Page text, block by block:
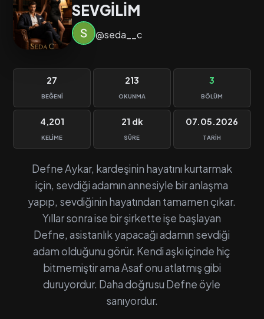
SEVGİLİM
@seda__c
27
BEĞENI
213
OKUNMA
3
BÖLÜM
4,201
KELIME
21 dk
SÜRE
07.05.2026
TARIH
Defne Aykar, kardeşinin hayatını kurtarmak
için, sevdiği adamın annesiyle bir anlaşma
yapıp, sevdiğinin hayatından tamamen çıkar.
Yıllar sonra ise bir şirkette işe başlayan
Defne, asistanlık yapacağı adamın sevdiği
adam olduğunu görür. Kendi aşkı içinde hiç
bitmemiştir ama Asaf onu atlatmış gibi
duruyordur. Daha doğrusu Defne öyle
sanıyordur.